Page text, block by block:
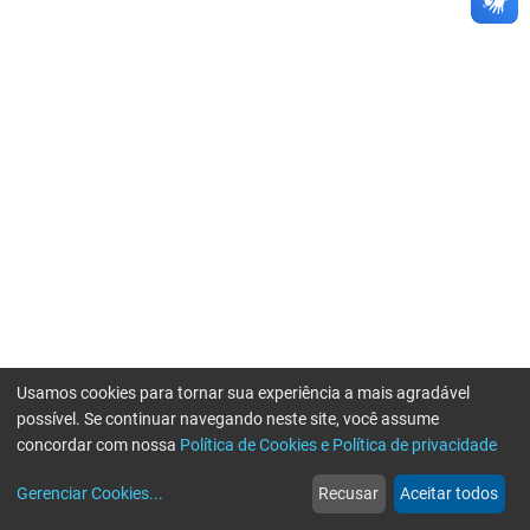
web
Notícias
more_horiz
Mais
Usamos cookies para tornar sua experiência a mais agradável
possível. Se continuar navegando neste site, você assume
concordar com nossa Política de Cookies e Política de privacidade
Gerenciar Cookies... Recusar Aceitar todos